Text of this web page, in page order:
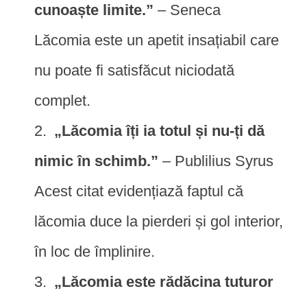
cunoaște limite.” – Seneca
Lăcomia este un apetit insațiabil care
nu poate fi satisfăcut niciodată
complet.
„Lăcomia îți ia totul și nu-ți dă
nimic în schimb.” – Publilius Syrus
Acest citat evidențiază faptul că
lăcomia duce la pierderi și gol interior,
în loc de împlinire.
„Lăcomia este rădăcina tuturor